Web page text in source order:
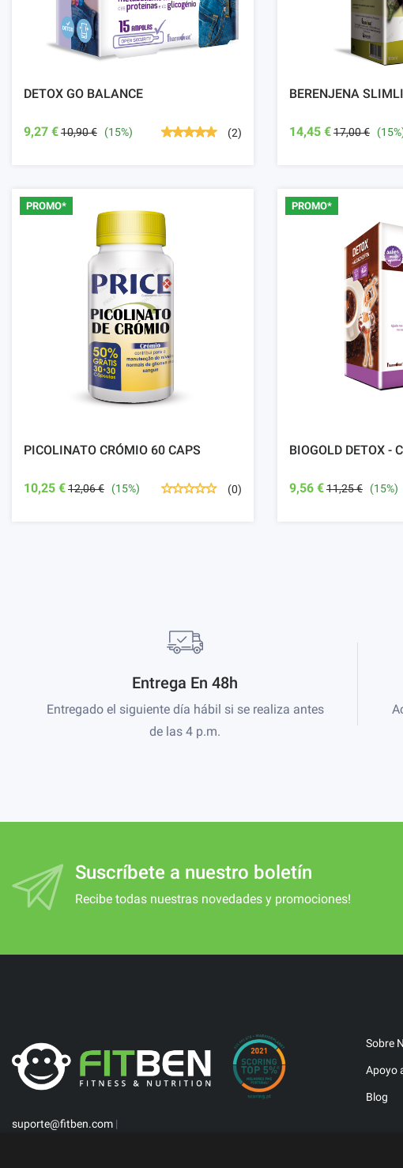
DETOX GO BALANCE
9,27 €10,90 € (15%) (2)
BERENJENA
14,45 €17,00 €
PROMO*
PICOLINATO CRÓMIO 60 CAPS
10,25 €12,06 € (15%) (0)
PROMO*
BIOGOLD DETOX -
9,56 €11,25 € (15%)
Entrega En 48h
Entregado el siguiente día hábil si se realiza antes
de las 4 p.m.
Suscríbete a nuestro boletín
Recibe todas nuestras novedades y promociones!
suporte@fitben.com |
Sobre
Apoyo
Blog